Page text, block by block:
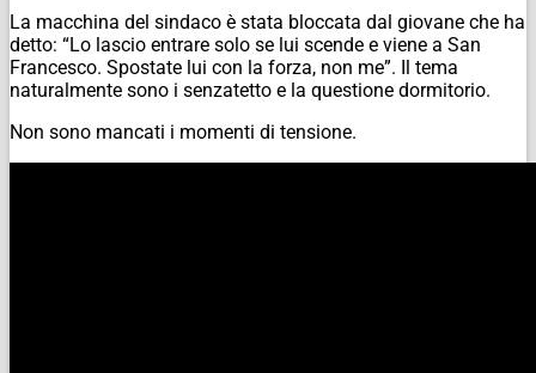
La macchina del sindaco è stata bloccata dal giovane che ha
detto: “Lo lascio entrare solo se lui scende e viene a San
Francesco. Spostate lui con la forza, non me”. Il tema
naturalmente sono i senzatetto e la questione dormitorio.
Non sono mancati i momenti di tensione.